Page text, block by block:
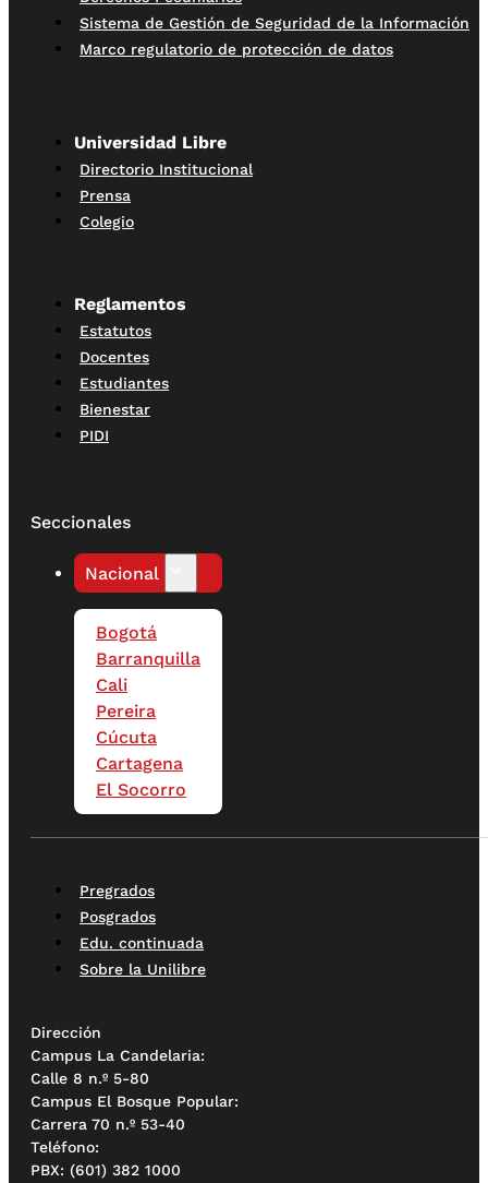
Sistema de Gestión de Seguridad de la Información
Marco regulatorio de protección de datos
Universidad Libre
Directorio Institucional
Prensa
Colegio
Reglamentos
Estatutos
Docentes
Estudiantes
Bienestar
PIDI
Seccionales
Nacional
Bogotá
Barranquilla
Cali
Pereira
Cúcuta
Cartagena
El Socorro
Pregrados
Posgrados
Edu. continuada
Sobre la Unilibre
Dirección
Campus La Candelaria:
Calle 8 n.º 5-80
Campus El Bosque Popular:
Carrera 70 n.º 53-40
Teléfono:
PBX: (601) 382 1000